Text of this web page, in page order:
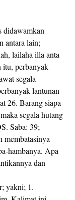
didawamkan
antara lain;
lailaha illa anta
perbanyak
segala
lantunan
26. Barang siapa
segala hutang
Saba: 39;
membatasinya
hambanya. Apa
dan
yakni; 1.